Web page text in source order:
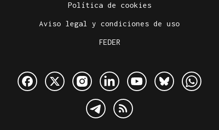
Política de cookies
Aviso legal y condiciones de uso
FEDER